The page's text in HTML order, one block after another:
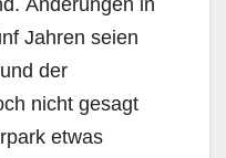
Änderungen in
Jahren seien
der
nicht gesagt
etwas